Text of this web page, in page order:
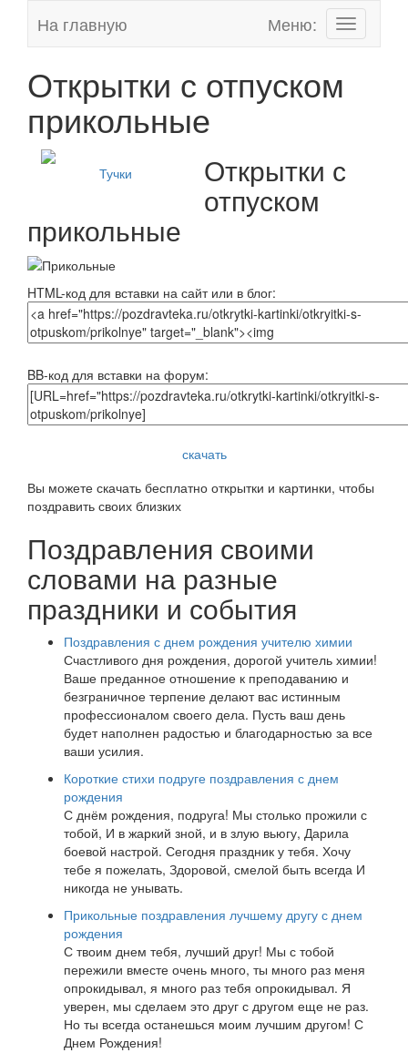
Toggle
navigation
На главную Меню:
Открытки с отпуском
прикольные
Тучки Открытки с
отпуском
прикольные
HTML-код для вставки на сайт или в блог:
BB-код для вставки на форум:
скачать
Вы можете скачать бесплатно открытки и картинки, чтобы
поздравить своих близких
Поздравления своими
словами на разные
праздники и события
Поздравления с днем рождения учителю химии
Счастливого дня рождения, дорогой учитель химии!
Ваше преданное отношение к преподаванию и
безграничное терпение делают вас истинным
профессионалом своего дела. Пусть ваш день
будет наполнен радостью и благодарностью за все
ваши усилия.
Короткие стихи подруге поздравления с днем
рождения
С днём рождения, подруга! Мы столько прожили с
тобой, И в жаркий зной, и в злую вьюгу, Дарила
боевой настрой. Сегодня праздник у тебя. Хочу
тебе я пожелать, Здоровой, смелой быть всегда И
никогда не унывать.
Прикольные поздравления лучшему другу с днем
рождения
С твоим днем тебя, лучший друг! Мы с тобой
пережили вместе очень много, ты много раз меня
опрокидывал, я много раз тебя опрокидывал. Я
уверен, мы сделаем это друг с другом еще не раз.
Но ты всегда останешься моим лучшим другом! С
Днем Рождения!